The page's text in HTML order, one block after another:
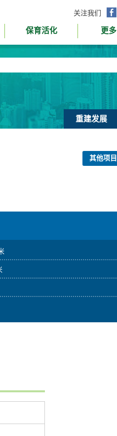
关注我们
面
保育活化 更多
重建发展
其他项目